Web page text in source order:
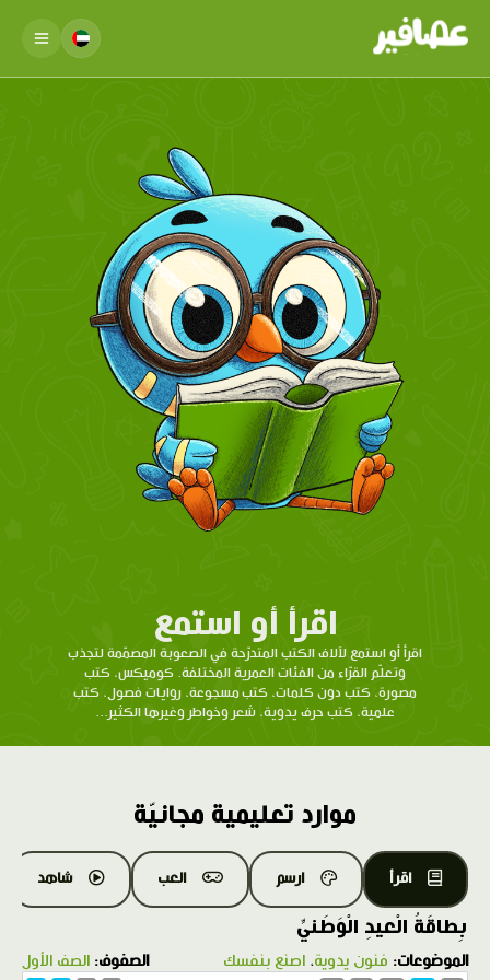
اقرأ أو استمع
اقرأ أو استمع لآلاف الكتب المتدرّحة في الصعوبة المصمّمة لتجذب
وتعلّم القرّاء من الفئات العمرية المختلفة. كوميكس، كتب
مصورة، كتب دون كلمات، كتب مسجوعة، روايات فصول، كتب
علمية، كتب حرف يدوية، شعر وخواطر وغيرها الكثير...
موارد تعليمية مجانيّة
اقرأ ارسم العب شاهد
بِطاقَةُ الْعيدِ الْوَطَنيِّ
الموضوعات: فنون يدوية، اصنع بنفسك الصفوف: الصف الأول